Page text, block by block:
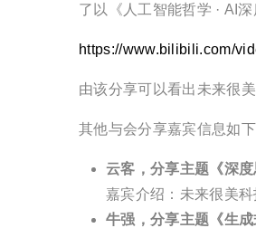
了以《人工智能哲学 · AI
https://www.bilibili.com/
由该分享可以看出未来很
其他与会分享嘉宾信息如下
云客，分享主题《深度
嘉宾介绍：未来很美
牛强，分享主题《生成